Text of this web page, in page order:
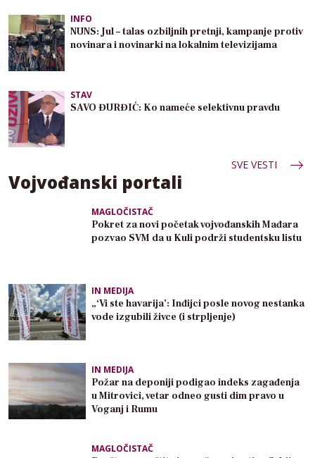
INFO
NUNS: Jul – talas ozbiljnih pretnji, kampanje protiv
novinara i novinarki na lokalnim televizijama
STAV
SAVO ĐURĐIĆ: Ko nameće selektivnu pravdu
SVE VESTI
Vojvođanski portali
MAGLOČISTAČ
Pokret za novi početak vojvođanskih Mađara
pozvao SVM da u Kuli podrži studentsku listu
IN MEDIJA
„‘Vi ste havarija’: Inđijci posle novog nestanka
vode izgubili živce (i strpljenje)
IN MEDIJA
Požar na deponiji podigao indeks zagađenja
u Mitrovici, vetar odneo gusti dim pravo u
Voganj i Rumu
MAGLOČISTAČ